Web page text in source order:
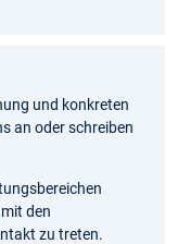
und konkreten
an oder schreiben
den
zu treten.